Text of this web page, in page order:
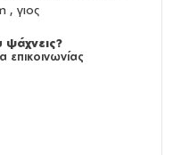
, γιος